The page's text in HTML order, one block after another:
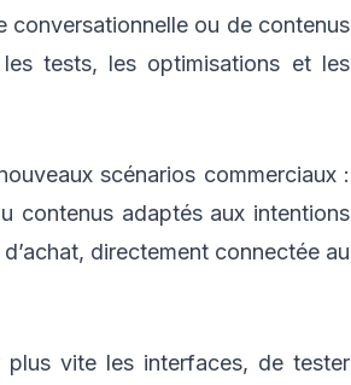
conversationnelle ou de contenus
tests, les optimisations et les
scénarios commerciaux :
contenus adaptés aux intentions
directement connectée au
plus vite les interfaces, de tester